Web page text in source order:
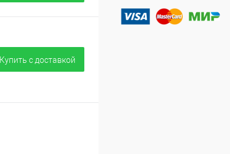
Купить c доставкой